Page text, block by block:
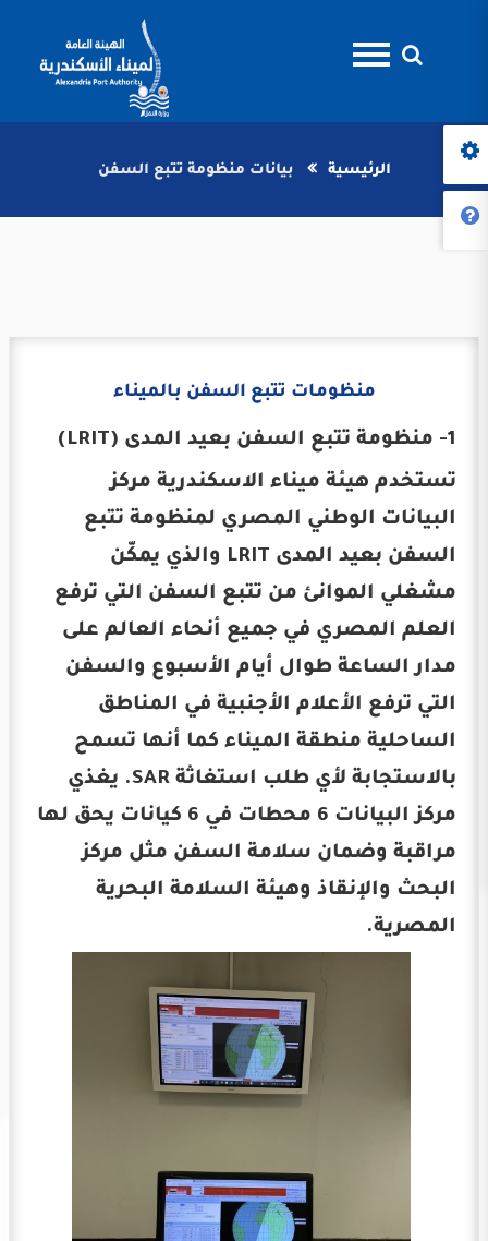
الرئيسية بيانات منظومة تتبع السفن
منظومات تتبع السفن بالميناء
1- منظومة تتبع السفن بعيد المدى (LRIT)
تستخدم هيئة ميناء الاسكندرية مركز
البيانات الوطني المصري لمنظومة تتبع
السفن بعيد المدى LRIT والذي يمكّن
مشغلي الموانئ من تتبع السفن التي ترفع
العلم المصري في جميع أنحاء العالم على
مدار الساعة طوال أيام الأسبوع والسفن
التي ترفع الأعلام الأجنبية في المناطق
الساحلية منطقة الميناء كما أنها تسمح
بالاستجابة لأي طلب استغاثة SAR. يغذي
مركز البيانات 6 محطات في 6 كيانات يحق لها
مراقبة وضمان سلامة السفن مثل مركز
البحث والإنقاذ وهيئة السلامة البحرية
المصرية.